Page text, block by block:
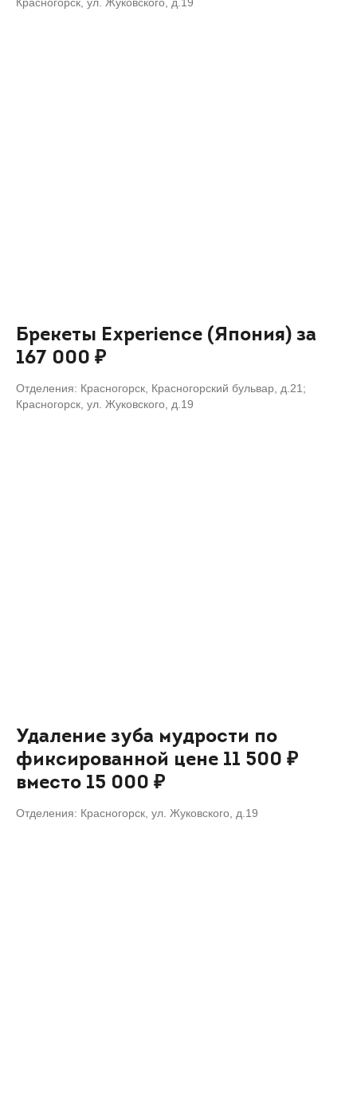
Брекеты Experience (Япония) за
167 000 ₽
Отделения: Красногорск, Красногорский бульвар, д.21;
Красногорск, ул. Жуковского, д.19
Удаление зуба мудрости по
фиксированной цене 11 500 ₽
вместо 15 000 ₽
Отделения: Красногорск, ул. Жуковского, д.19